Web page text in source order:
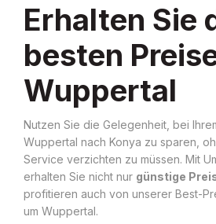
Erhalten Sie
besten
Wuppertal
Nutzen Sie die Gelegenheit, bei
Wuppertal nach Konya zu sparen,
Service verzichten zu müssen. Mit
erhalten Sie nicht nur günstige
profitieren auch von unserer Best-
um Wuppertal.